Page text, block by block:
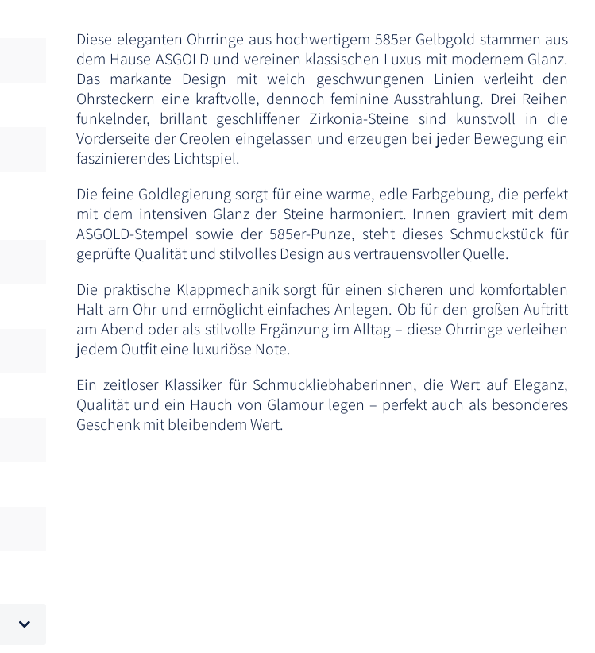
Diese eleganten Ohrringe aus hochwertigem 585er Gelbgold stammen aus
dem Hause ASGOLD und vereinen klassischen Luxus mit modernem Glanz.
Das markante Design mit weich geschwungenen Linien verleiht den
Ohrsteckern eine kraftvolle, dennoch feminine Ausstrahlung. Drei Reihen
funkelnder, brillant geschliffener Zirkonia-Steine sind kunstvoll in die
Vorderseite der Creolen eingelassen und erzeugen bei jeder Bewegung ein
faszinierendes Lichtspiel.
Die feine Goldlegierung sorgt für eine warme, edle Farbgebung, die perfekt
mit dem intensiven Glanz der Steine harmoniert. Innen graviert mit dem
ASGOLD-Stempel sowie der 585er-Punze, steht dieses Schmuckstück für
geprüfte Qualität und stilvolles Design aus vertrauensvoller Quelle.
Die praktische Klappmechanik sorgt für einen sicheren und komfortablen
Halt am Ohr und ermöglicht einfaches Anlegen. Ob für den großen Auftritt
am Abend oder als stilvolle Ergänzung im Alltag – diese Ohrringe verleihen
jedem Outfit eine luxuriöse Note.
Ein zeitloser Klassiker für Schmuckliebhaberinnen, die Wert auf Eleganz,
Qualität und ein Hauch von Glamour legen – perfekt auch als besonderes
Geschenk mit bleibendem Wert.